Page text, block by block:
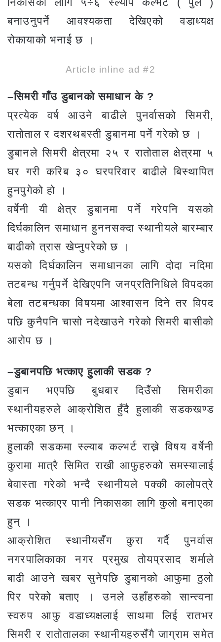
बनाउनुपर्ने आवश्यकता देखिएको वडाध्यक्ष
रोकायाको भनाई छ ।
Article inline ad #2
–सिमरी गाँउ डुबानको समाधान के ?
प्रत्येक वर्ष आउने बाढीले पुनर्वासको सिमरी,
रातोताल र दशरथबस्ती डुबानमा पर्ने गरेको छ ।
डुबानले सिमरी क्षेत्रमा २५ र रातोताल क्षेत्रमा ५
घर गरी करिब ३० घरपरिवार बाढीले बिस्थापित
हुनपुगेको हो ।
वर्षेनी यी क्षेत्र डुबानमा पर्ने गरेपनि यसको
दिर्घकालिन समाधान हुननसक्दा स्थानीयले बारम्बार
बाढीको त्रास खेप्नुपरेको छ ।
यसको दिर्घकालिन समाधानका लागि दोदा नदिमा
तटबन्ध गर्नुपर्ने देखिएपनि जनप्रतिनिधिले विपदका
बेला तटबन्धका विषयमा आश्वासन दिने तर विपद
पछि कुनैपनि चासो नदेखाउने गरेको सिमरी बासीको
आरोप छ ।
–डुबानपछि भत्काए हुलाकी सडक ?
डुबान भएपछि बुधबार दिउँसो सिमरीका
स्थानीयहरुले आक्रोशित हुँदै हुलाकी सडकखण्ड
भत्काएका छन् ।
हुलाकी सडकमा स्ल्याब कल्भर्ट राख्ने विषय वर्षेनी
कुरामा मात्रै सिमित राखी आफुहरुको समस्यालाई
बेवास्ता गरेको भन्दै स्थानीयले पक्की कालोपत्रे
सडक भत्काएर पानी निकासका लागि कुलो बनाएका
हुन् ।
आक्रोशित स्थानीयसँग कुरा गर्दै पुनर्वास
नगरपालिकाका नगर प्रमुख तोयप्रसाद शर्माले
बाढी आउने खबर सुनेपछि डुबानको आफुमा ठुलो
पिर परेको बताए । उनले उहाँहरुको सान्त्वना
स्वरुप आफु वडाध्यक्षलाई साथमा लिई रातभर
सिमरी र रातोतालका स्थानीयहरुसँगै जाग्राम समेत